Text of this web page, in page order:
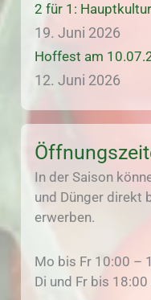
2 für 1:
19. Juni 2026
Hoffest am
12. Juni 2026
In der Saison
und Dünger direkt
erwerben.
Mo bis Fr 10:00 –
Di und Fr bis 18:00